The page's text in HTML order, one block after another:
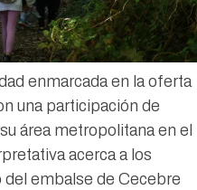
enmarcada en la oferta
una participación de
área metropolitana en el
acerca a los
embalse de Cecebre